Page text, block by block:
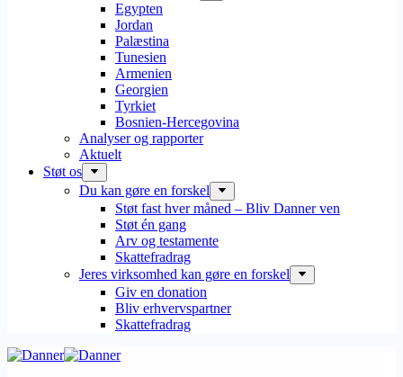
Egypten
Jordan
Palæstina
Tunesien
Armenien
Georgien
Tyrkiet
Bosnien-Hercegovina
Analyser og rapporter
Aktuelt
Støt os
Du kan gøre en forskel
Støt fast hver måned – Bliv Danner ven
Støt én gang
Arv og testamente
Skattefradrag
Jeres virksomhed kan gøre en forskel
Giv en donation
Bliv erhvervspartner
Skattefradrag